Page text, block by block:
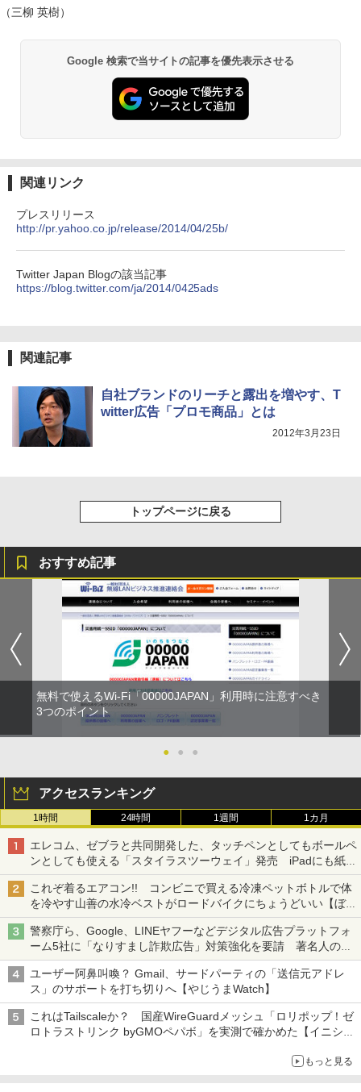
（三柳 英樹）
Google 検索で当サイトの記事を優先表示させる
関連リンク
プレスリリース
http://pr.yahoo.co.jp/release/2014/04/25b/
Twitter Japan Blogの該当記事
https://blog.twitter.com/ja/2014/0425ads
関連記事
自社ブランドのリーチと露出を増やす、T
witter広告「プロモ商品」とは
2012年3月23日
トップページに戻る
おすすめ記事
無料で使えるWi-Fi「00000JAPAN」利用時に注意すべき
3つのポイント
● ● ●
アクセスランキング
1時間 24時間 1週間 1カ月
エレコム、ゼブラと共同開発した、タッチペンとしてもボールペ
ンとしても使える「スタイラスツーウェイ」発売 iPadにも紙に
も、持ち替えずに書き込める
これぞ着るエアコン!! コンビニで買える冷凍ペットボトルで体
を冷やす山善の水冷ベストがロードバイクにちょうどいい【ぼっ
ち・ざ・ろーど！その14】【空いた時間でなにしてる？】
警察庁ら、Google、LINEヤフーなどデジタル広告プラットフォ
ーム5社に「なりすまし詐欺広告」対策強化を要請 著名人の写
真や映像を使った投資詐欺などへの対策として
ユーザー阿鼻叫喚？ Gmail、サードパーティの「送信元アドレ
ス」のサポートを打ち切りへ【やじうまWatch】
これはTailscaleか？ 国産WireGuardメッシュ「ロリポップ！ゼ
ロトラストリンク byGMOペパボ」を実測で確かめた【イニシャ
もっと見る